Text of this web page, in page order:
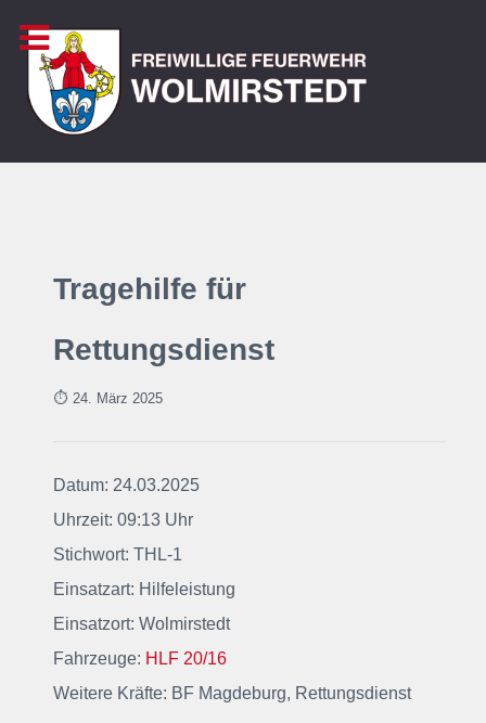
Tragehilfe für
Rettungsdienst
⏱ 24. März 2025
Datum: 24.03.2025
Uhrzeit: 09:13 Uhr
Stichwort: THL-1
Einsatzart: Hilfeleistung
Einsatzort: Wolmirstedt
Fahrzeuge: HLF 20/16
Weitere Kräfte: BF Magdeburg, Rettungsdienst